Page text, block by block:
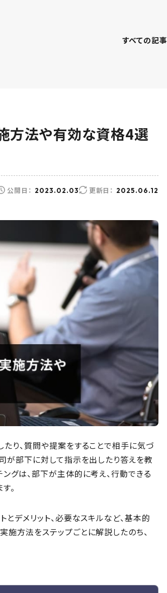
すべての記事
方法や有効な資格4選
公開日： 2023.02.03 更新日： 2025.06.12
り、質問や提案をすることで相手に気づ
が部下に対して指示を出したり答えを教
グは、部下が主体的に考え、行動できる
。
デメリット、必要なスキルなど、基本的
方法をステップごとに解説したのち、